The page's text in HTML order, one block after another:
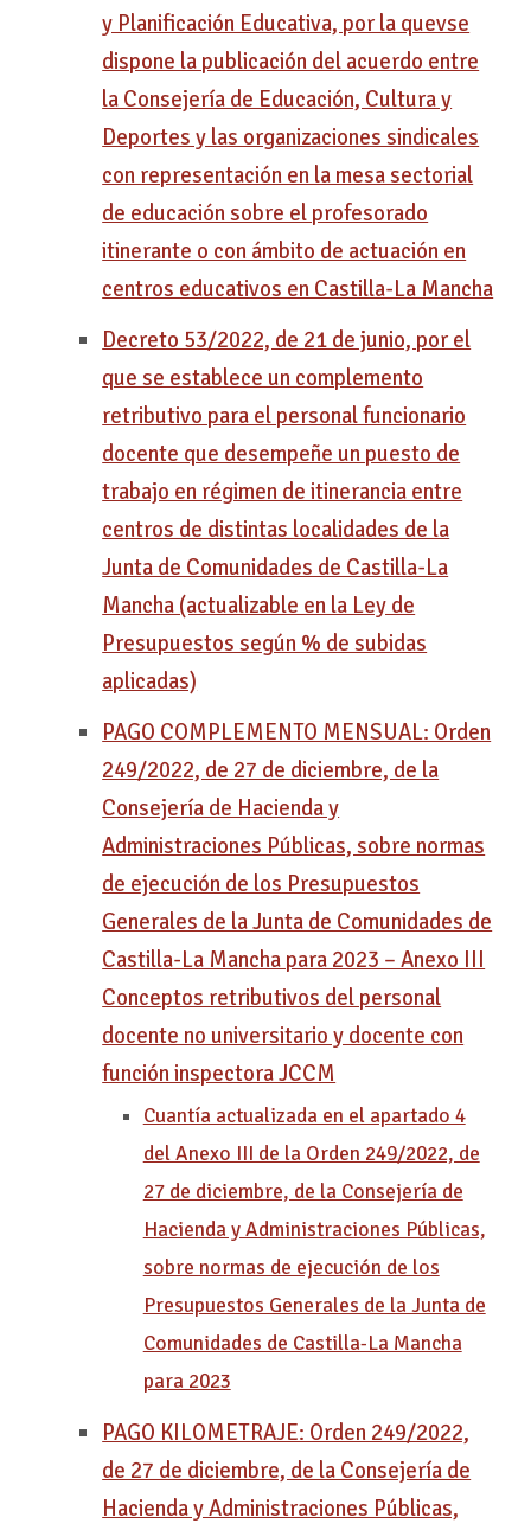
y Planificación Educativa, por la quevse
dispone la publicación del acuerdo entre
la Consejería de Educación, Cultura y
Deportes y las organizaciones sindicales
con representación en la mesa sectorial
de educación sobre el profesorado
itinerante o con ámbito de actuación en
centros educativos en Castilla-La Mancha
Decreto 53/2022, de 21 de junio, por el
que se establece un complemento
retributivo para el personal funcionario
docente que desempeñe un puesto de
trabajo en régimen de itinerancia entre
centros de distintas localidades de la
Junta de Comunidades de Castilla-La
Mancha (actualizable en la Ley de
Presupuestos según % de subidas
aplicadas)
PAGO COMPLEMENTO MENSUAL: Orden
249/2022, de 27 de diciembre, de la
Consejería de Hacienda y
Administraciones Públicas, sobre normas
de ejecución de los Presupuestos
Generales de la Junta de Comunidades de
Castilla-La Mancha para 2023 – Anexo III
Conceptos retributivos del personal
docente no universitario y docente con
función inspectora JCCM
Cuantía actualizada en el apartado 4
del Anexo III de la Orden 249/2022, de
27 de diciembre, de la Consejería de
Hacienda y Administraciones Públicas,
sobre normas de ejecución de los
Presupuestos Generales de la Junta de
Comunidades de Castilla-La Mancha
para 2023
PAGO KILOMETRAJE: Orden 249/2022,
de 27 de diciembre, de la Consejería de
Hacienda y Administraciones Públicas,